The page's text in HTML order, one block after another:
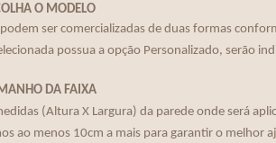
O MODELO
podem ser comercializadas de duas formas
possua a opção Personalizado, serão
DA FAIXA
(Altura X Largura) da parede onde será
ao menos 10cm a mais para garantir o melhor